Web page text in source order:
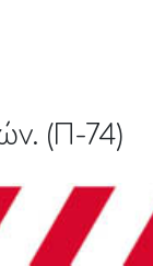
(Π-74)